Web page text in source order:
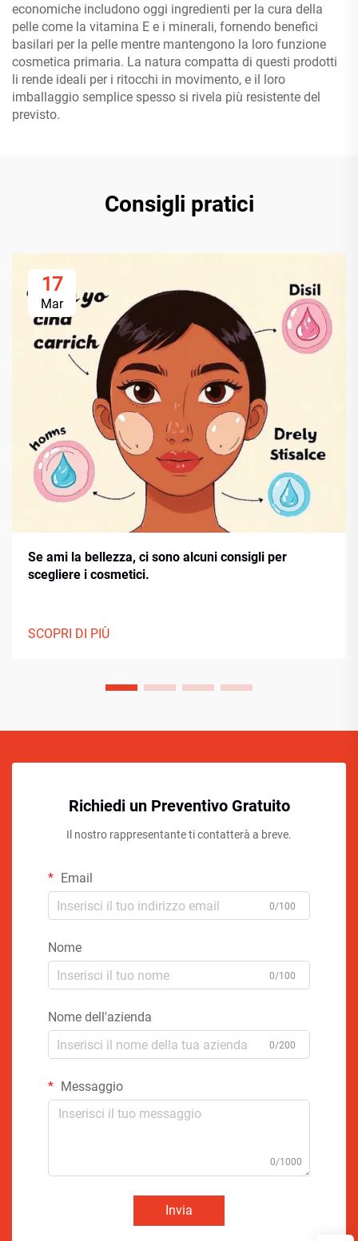
economiche includono oggi ingredienti per la cura della
pelle come la vitamina E e i minerali, fornendo benefici
basilari per la pelle mentre mantengono la loro funzione
cosmetica primaria. La natura compatta di questi prodotti
li rende ideali per i ritocchi in movimento, e il loro
imballaggio semplice spesso si rivela più resistente del
previsto.
Consigli pratici
17
Mar
Se ami la bellezza, ci sono alcuni consigli per
scegliere i cosmetici.
SCOPRI DI PIÙ
Richiedi un Preventivo Gratuito
Il nostro rappresentante ti contatterà a breve.
Email
0/100
Nome
0/100
Nome dell'azienda
0/200
Messaggio
0/1000
Invia